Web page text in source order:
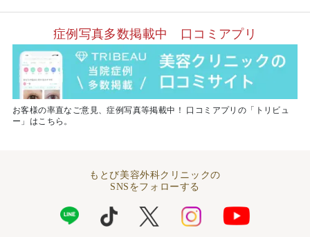
症例写真多数掲載中 口コミアプリ
お客様の率直なご意見、症例写真等掲載中！ 口コミアプリの「トリビュ
ー」はこちら。
もとび美容外科クリニックの
SNSをフォローする